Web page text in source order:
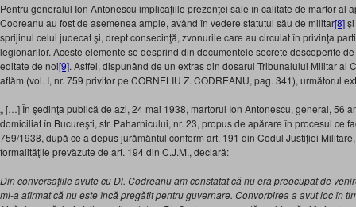
Pentru generalul Ion Antonescu implicaţiile prezenţei sale în calitate de martor al
Codreanu au fost de asemenea ample, având în vedere statutul său de militar[8]
sprijinul celui judecat şi, drept consecinţă, zvonurile care au circulat în privinţa
legionarilor. Aceste elemente se desprind din documentele secrete descoperite
editate de noi[9]. Astfel, dispunând de un extras din dosarul Tribunalului Militar al
aflăm (vol. I, nr. 759 privitor pe CORNELIU Z. CODREANU, pag. 341), următorul
„ […] În şedinţa publică de azi, 24 mai 1938, martorul Ion Antonescu, general, 56
domiciliat în Bucureşti, str. Paharnicului, nr. 23, propus de apărare în procesul ce
759/1938, după ce a depus jurământul conform art. 191 din Codul Justiţiei
formalităţile prevăzute de art. 194 din C.J.M., declară:
Din conversaţiile avute cu Dl. Codreanu am constatat că nu era preocupat de
mi-a afirmat că nu este încă pregătit pentru guvernare. Convorbirea a avut loc în